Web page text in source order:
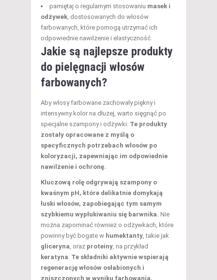
pamiętaj o regularnym stosowaniu masek i
odżywek, dostosowanych do włosów
farbowanych, które pomogą utrzymać ich
odpowiednie nawilżenie i elastyczność.
Jakie są najlepsze produkty
do pielęgnacji włosów
farbowanych?
Aby włosy farbowane zachowały piękny i
intensywny kolor na dłużej, warto sięgnąć po
specjalne szampony i odżywki. Te produkty
zostały opracowane z myślą o
specyficznych potrzebach włosów po
koloryzacji, zapewniając im odpowiednie
nawilżenie i ochronę.
Kluczową rolę odgrywają szampony o
kwaśnym pH, które delikatnie domykają
łuski włosów, zapobiegając tym samym
szybkiemu wypłukiwaniu się barwnika. Nie
można zapominać również o odżywkach, które
powinny być bogate w humektanty, takie jak
gliceryna, oraz proteiny, na przykład
keratyna. Te składniki aktywnie wspierają
regenerację włosów osłabionych i
zniszczonych w wyniku farbowania,